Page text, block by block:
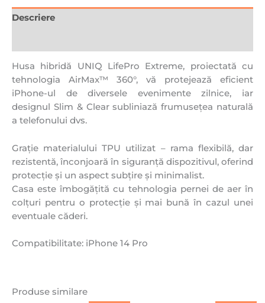
Descriere
Husa hibridă UNIQ LifePro Extreme, proiectată cu
tehnologia AirMax™ 360°, vă protejează eficient
iPhone-ul de diversele evenimente zilnice, iar
designul Slim & Clear subliniază frumusețea naturală
a telefonului dvs.
Grație materialului TPU utilizat – rama flexibilă, dar
rezistentă, înconjoară în siguranță dispozitivul, oferind
protecție și un aspect subțire și minimalist.
Casa este îmbogățită cu tehnologia pernei de aer în
colțuri pentru o protecție și mai bună în cazul unei
eventuale căderi.
Compatibilitate: iPhone 14 Pro
Produse similare